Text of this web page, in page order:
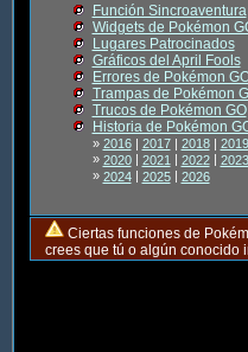
Función Sincroaventura
Widgets de Pokémon
Lugares Patrocinados
Gráficos del April Fools
Errores de Pokémon
Trampas de Pokémon
Trucos de Pokémon GO
Historia de Pokémon
» 2016| 2017| 2018| 2019
» 2020| 2021| 2022| 2023
» 2024| 2025| 2026
Ciertas funciones de
crees que tú o algún conocido